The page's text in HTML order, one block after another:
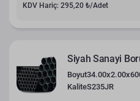
KDV Hariç: 295,20 ₺/Adet
Siyah Sanayi
Boyut
KaliteS235JR